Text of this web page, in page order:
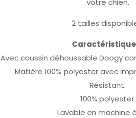
votre chien.
2 tailles
Avec coussin déhoussable Doogy
Matière 100% polyester avec
Résistant.
100% polyester.
Lavable en machine